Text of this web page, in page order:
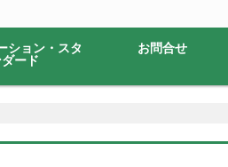
ション・スタ
ダード
お問合せ